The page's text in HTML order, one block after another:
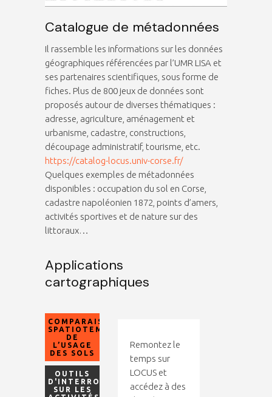
Catalogue de métadonnées
Il rassemble les informations sur les données
géographiques référencées par l’UMR LISA et
ses partenaires scientifiques, sous forme de
fiches. Plus de 800 jeux de données sont
proposés autour de diverses thématiques :
adresse, agriculture, aménagement et
urbanisme, cadastre, constructions,
découpage administratif, tourisme, etc.
https://catalog-locus.univ-corse.fr/
Quelques exemples de métadonnées
disponibles : occupation du sol en Corse,
cadastre napoléonien 1872, points d’amers,
activités sportives et de nature sur des
littoraux…
Applications
cartographiques
COMPARAISON
SPATIOTEMPORELLE
DE
L’USAGE
DES SOLS
OUTILS
D'INTERROGATION
SUR LES
Remontez le
temps sur
LOCUS et
accédez à des